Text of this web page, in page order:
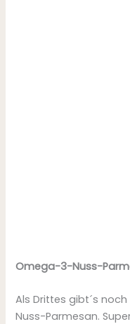
Omega-3-Nuss-
Als Drittes gibt´s
Nuss-Parmesan.